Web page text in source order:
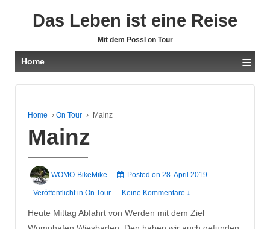
Das Leben ist eine Reise
Mit dem Pössl on Tour
Home ≡
Home › On Tour › Mainz
Mainz
WOMO-BikeMike Posted on28. April 2019
Veröffentlicht in On Tour — Keine Kommentare ↓
Heute Mittag Abfahrt von Werden mit dem Ziel